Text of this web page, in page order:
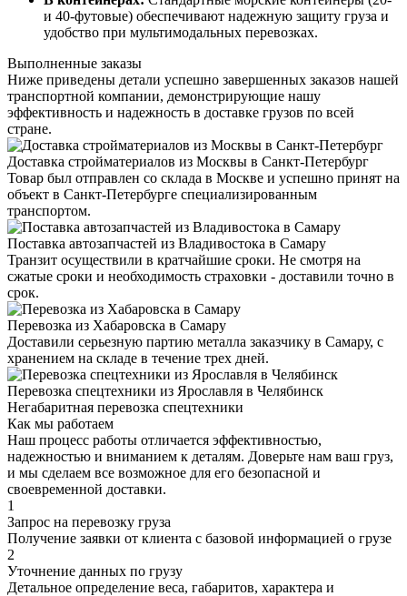
и 40-футовые) обеспечивают надежную защиту груза и
удобство при мультимодальных перевозках.
Выполненные заказы
Ниже приведены детали успешно завершенных заказов нашей
транспортной компании, демонстрирующие нашу
эффективность и надежность в доставке грузов по всей
стране.
Доставка стройматериалов из Москвы в Санкт-Петербург
Товар был отправлен со склада в Москве и успешно принят на
объект в Санкт-Петербурге специализированным
транспортом.
Поставка автозапчастей из Владивостока в Самару
Транзит осуществили в кратчайшие сроки. Не смотря на
сжатые сроки и необходимость страховки - доставили точно в
срок.
Перевозка из Хабаровска в Самару
Доставили серьезную партию металла заказчику в Самару, с
хранением на складе в течение трех дней.
Перевозка спецтехники из Ярославля в Челябинск
Негабаритная перевозка спецтехники
Как мы работаем
Наш процесс работы отличается эффективностью,
надежностью и вниманием к деталям. Доверьте нам ваш груз,
и мы сделаем все возможное для его безопасной и
своевременной доставки.
1
Запрос на перевозку груза
Получение заявки от клиента с базовой информацией о грузе
2
Уточнение данных по грузу
Детальное определение веса, габаритов, характера и